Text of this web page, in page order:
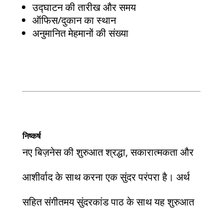
उद्घाटन की तारीख और समय
ऑफिस/दुकान का स्थान
अनुमानित मेहमानों की संख्या
निष्कर्ष
नए बिज़नेस की शुरुआत श्रद्धा, सकारात्मकता और
आशीर्वाद के साथ करना एक सुंदर परंपरा है। अर्थ
सहित संगीतमय सुंदरकांड पाठ के साथ यह शुरुआत